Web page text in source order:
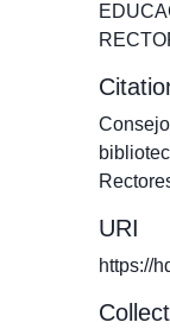
URI
https://